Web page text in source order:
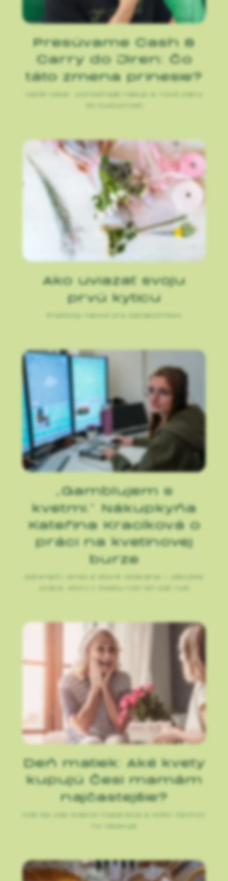
Presúvame Cash &
Carry do Jiren: Čo
táto zmena prinesie?
Ako uviazať svoju
prvú kyticu
Praktický návod pre začiatočníkov
„Gamblujem s
kvetmi.“ Nákupkyňa
Kateřina Kracíková o
práci na kvetinovej
burze
Adrenalín, stres a skoré vstávanie – zákulisie
práce, ktorú v Česku robí len pár ľudí
Deň matiek: Aké kvety
kupujú Česi mamám
najčastejšie?
Kde sa vzal sviatok materstva a koľko Čechov
ho oslavuje